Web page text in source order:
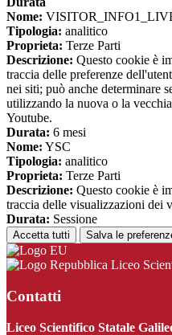
Nome:
Tipologia: analitico
Proprieta: Terze Parti
Descrizione: Questo cookie è
traccia delle preferenze
nei siti; può anche determinare
utilizzando la nuova o la
Youtube.
Durata: 6 mesi
Nome: YSC
Tipologia: analitico
Proprieta: Terze Parti
Descrizione: Questo cookie è
traccia delle visualizzazioni dei
Durata: Sessione
Accetta tutti Salva le
Liceo
Contatti
Liceo Scientifico Statale